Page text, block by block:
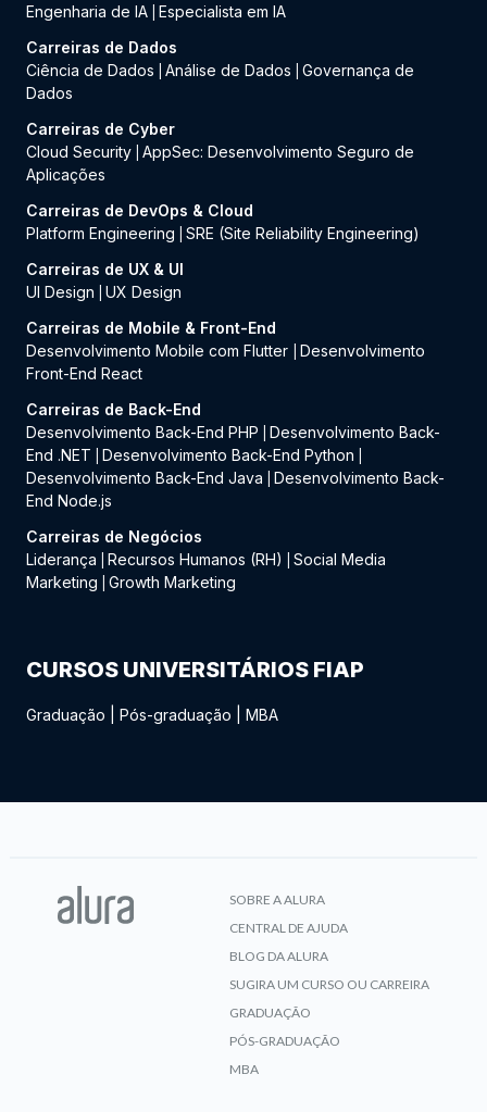
Engenharia de IA Especialista em IA
Carreiras de Dados
Ciência de Dados
Análise de Dados
Governança de
Dados
Carreiras de Cyber
Cloud Security AppSec: Desenvolvimento Seguro de
Aplicações
Carreiras de DevOps & Cloud
Platform Engineering
SRE (Site Reliability Engineering)
Carreiras de UX & UI
UI Design
UX Design
Carreiras de Mobile & Front-End
Desenvolvimento Mobile com Flutter
Desenvolvimento
Front-End React
Carreiras de Back-End
Desenvolvimento Back-End PHP
Desenvolvimento Back-
End .NET
Desenvolvimento Back-End Python
Desenvolvimento Back-End Java
Desenvolvimento Back-
End Node.js
Carreiras de Negócios
Liderança
Recursos Humanos (RH)
Social Media
Marketing
Growth Marketing
CURSOS UNIVERSITÁRIOS FIAP
Graduação Pós-graduação MBA
SOBRE A ALURA
CENTRAL DE AJUDA
BLOG DA ALURA
SUGIRA UM CURSO OU CARREIRA
GRADUAÇÃO
PÓS-GRADUAÇÃO
MBA